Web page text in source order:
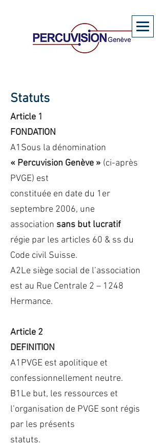
Statuts
Article 1
FONDATION
A1Sous la dénomination
« Percuvision Genève » (ci-après
PVGE) est
constituée en date du 1er
septembre 2006, une
association sans but lucratif
régie par les articles 60 & ss du
Code civil Suisse.
A2Le siège social de l’association
est au Rue Centrale 2 – 1248
Hermance.
Article 2
DEFINITION
A1PVGE est apolitique et
confessionnellement neutre.
B1Le but, les ressources et
l’organisation de PVGE sont régis
par les présents
statuts.